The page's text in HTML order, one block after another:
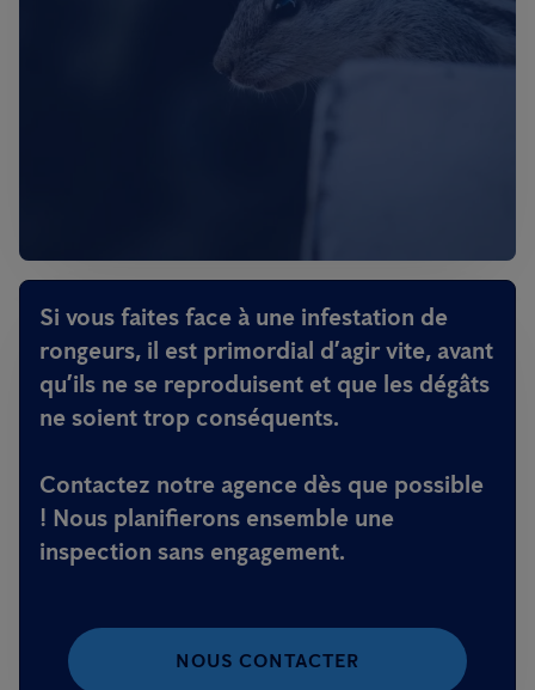
Si vous faites face à une infestation de
rongeurs, il est primordial d’agir vite, avant
qu’ils ne se reproduisent et que les dégâts
ne soient trop conséquents.
Contactez notre agence dès que possible
! Nous planifierons ensemble une
inspection sans engagement.
NOUS CONTACTER